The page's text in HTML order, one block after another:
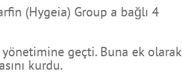
(Hygeia) Group a bağlı 4
geçti. Buna ek olarak
kurdu.